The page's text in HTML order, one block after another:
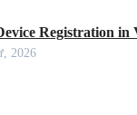
Registration in
2026